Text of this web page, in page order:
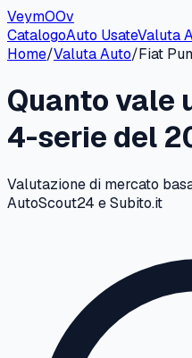
VeymOOv
CatalogoAuto UsateValuta
Home/Valuta Auto/Fiat
Quanto vale
4-serie del
Valutazione di mercato
AutoScout24 e Subito.it